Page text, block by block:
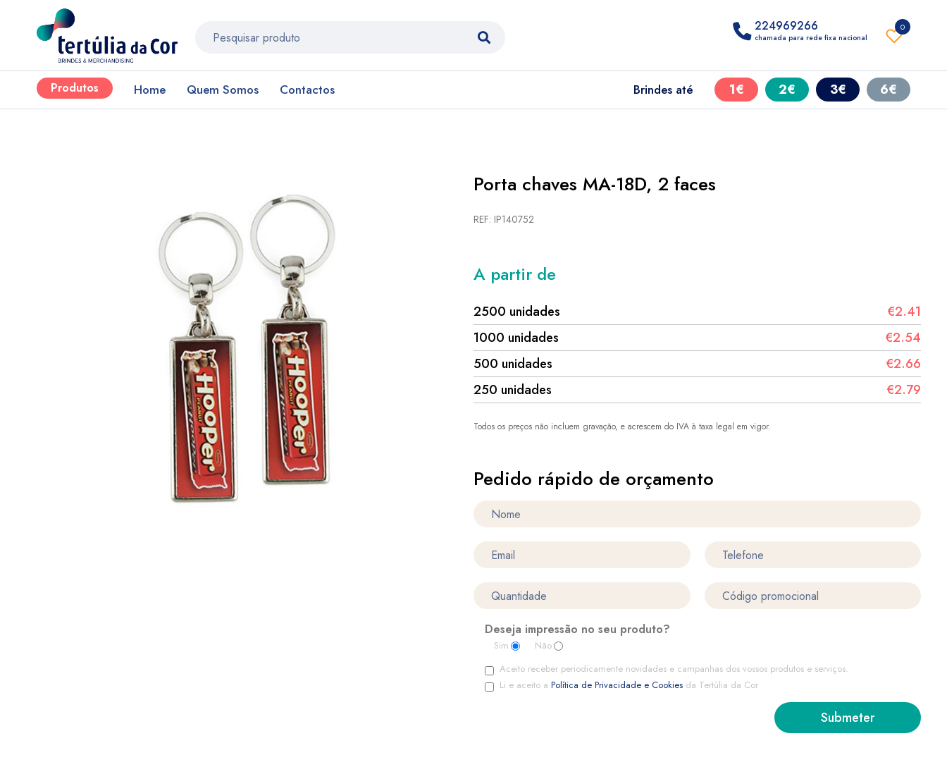
0
224969266
chamada para rede fixa nacional
Produtos Home Quem Somos Contactos Brindes até 1€ 2€ 3€ 6€
Porta chaves MA-18D, 2 faces
REF: IP140752
A partir de
2500 unidades
€2.41
1000 unidades
€2.54
500 unidades
€2.66
250 unidades
€2.79
Todos os preços não incluem gravação, e acrescem do IVA à taxa legal em vigor.
Pedido rápido de orçamento
Deseja impressão no seu produto?
Sim
Não
Aceito receber periodicamente novidades e campanhas dos vossos produtos e serviços.
Li e aceito a Política de Privacidade e Cookies da Tertúlia da Cor